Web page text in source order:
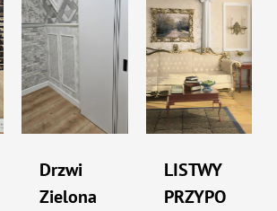
Drzwi
Zielona
LISTWY
PRZYPO